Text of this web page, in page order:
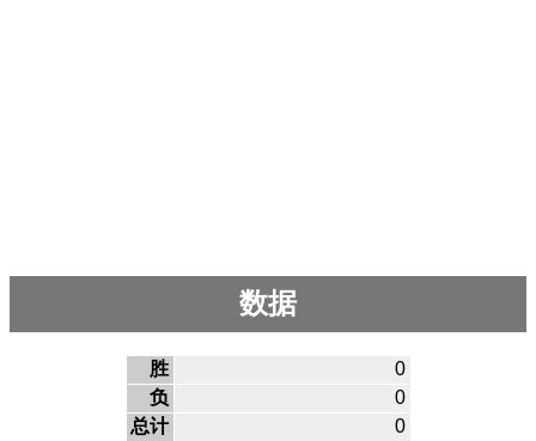
数据
胜
0
负
0
总计
0